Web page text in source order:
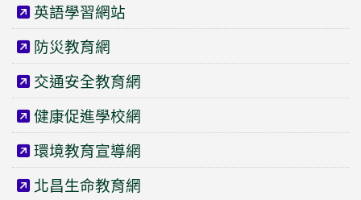
英語學習網站
防災教育網
交通安全教育網
健康促進學校網
環境教育宣導網
北昌生命教育網